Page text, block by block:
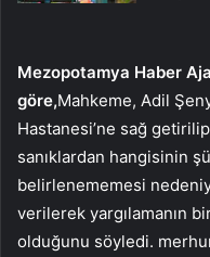
Mezopotamya Haber
göre,Mahkeme, Adil
Hastanesi’ne sağ
sanıklardan hangisinin
belirlenememesi
verilerek yargılamanın
olduğunu söyledi.